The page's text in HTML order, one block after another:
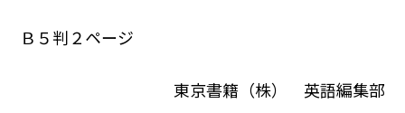
Ｂ５判２ページ
東京書籍（株） 英語編集部